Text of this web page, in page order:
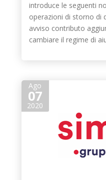
introduce le seguenti
operazioni di storno di
avviso contributo
cambiare il regime di
Ago
07
2020